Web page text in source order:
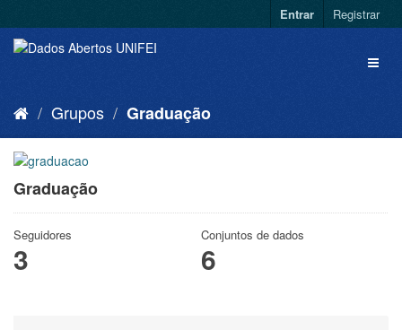
Entrar Registrar
Grupos Graduação
Graduação
Seguidores
3
Conjuntos de dados
6